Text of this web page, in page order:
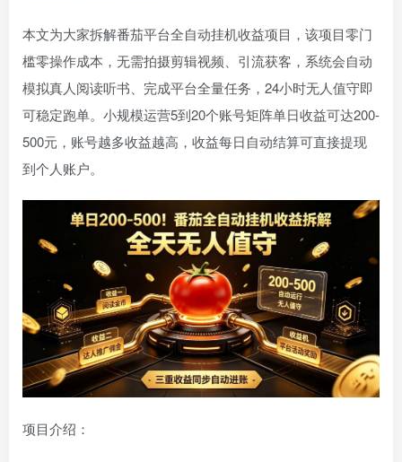
本文为大家拆解番茄平台全自动挂机收益项目，该项目零门
槛零操作成本，无需拍摄剪辑视频、引流获客，系统会自动
模拟真人阅读听书、完成平台全量任务，24小时无人值守即
可稳定跑单。小规模运营5到20个账号矩阵单日收益可达200-
500元，账号越多收益越高，收益每日自动结算可直接提现
到个人账户。
项目介绍：